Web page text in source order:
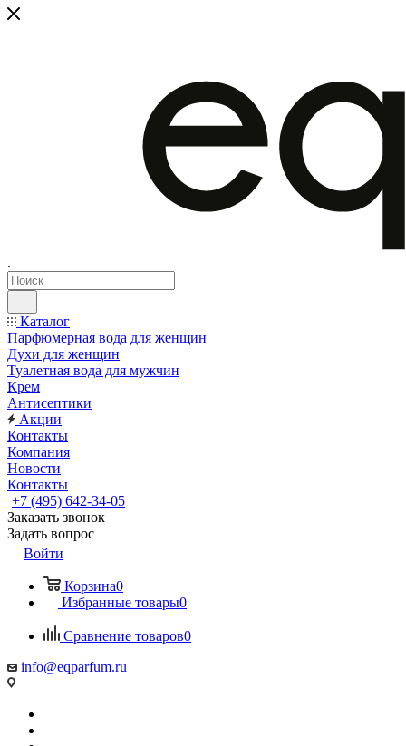
.
Каталог
Парфюмерная вода для женщин
Духи для женщин
Туалетная вода для мужчин
Крем
Антисептики
Акции
Контакты
Компания
Новости
Контакты
+7 (495) 642-34-05
Заказать звонок
Задать вопрос
Войти
Корзина0
Избранные товары0
Сравнение товаров0
info@eqparfum.ru